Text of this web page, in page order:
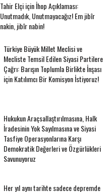
Tahir Elçi için İhop Açıklaması:
Unutmadık, Unutmayacağız! Em jibîr
nakin, jibîr nabin!
Türkiye Büyük Millet Meclisi ve
Mecliste Temsil Edilen Siyasi Partilere
Çağrı: Barışın Toplumla Birlikte İnşası
için Katılımcı Bir Komisyon İstiyoruz!
Hukukun Araçsallaştırılmasına, Halk
İradesinin Yok Sayılmasına ve Siyasi
Tasfiye Operasyonlarına Karşı
Demokratik Değerleri ve Özgürlükleri
Savunuyoruz
Her yıl aynı tarihte sadece depremde